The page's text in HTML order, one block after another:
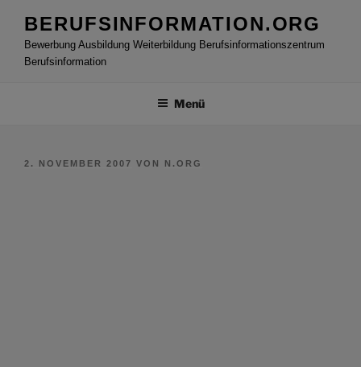
Inhalt
springen
BERUFSINFORMATION.ORG
Bewerbung Ausbildung Weiterbildung Berufsinformationszentrum
Berufsinformation
Menü
VERÖFFENTLICHT
2. NOVEMBER 2007 VON N.ORG